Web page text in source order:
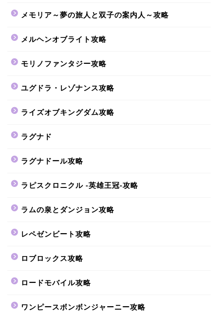
メモリア～夢の旅人と双子の案内人～攻略
メルヘンオブライト攻略
モリノファンタジー攻略
ユグドラ・レゾナンス攻略
ライズオブキングダム攻略
ラグナド
ラグナドール攻略
ラピスクロニクル -英雄王冠-攻略
ラムの泉とダンジョン攻略
レペゼンビート攻略
ロブロックス攻略
ロードモバイル攻略
ワンピースボンボンジャーニー攻略